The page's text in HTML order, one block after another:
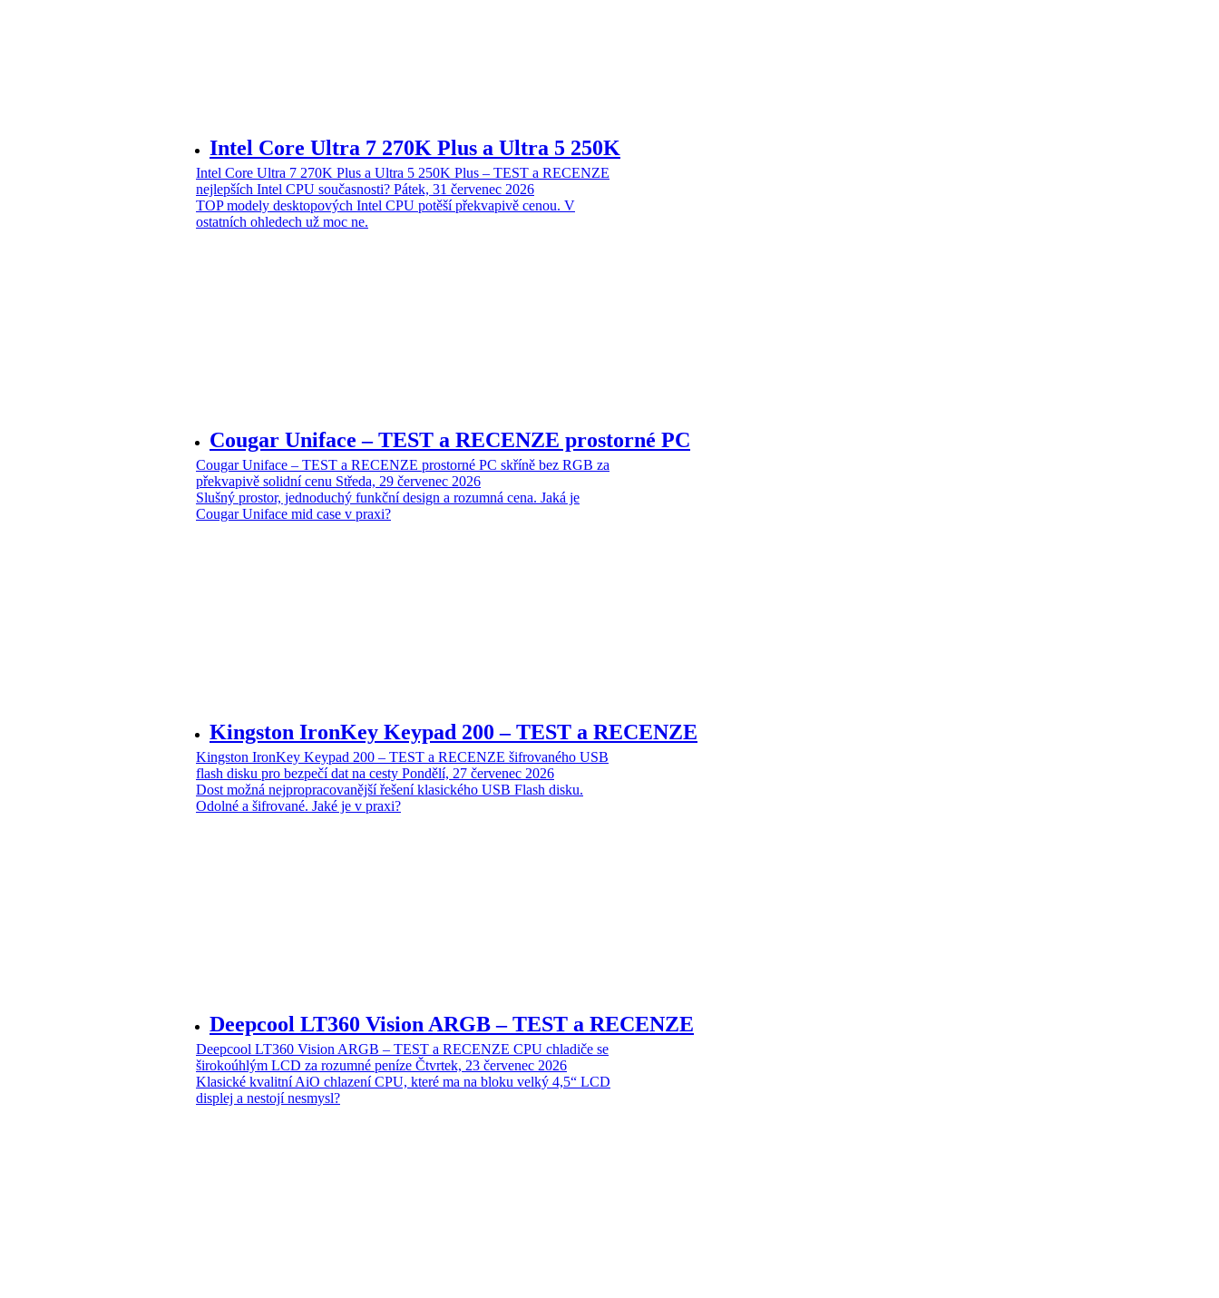
Intel Core Ultra 7 270K Plus a Ultra 5 250K
Intel Core Ultra 7 270K Plus a Ultra 5 250K Plus – TEST a RECENZE
nejlepších Intel CPU současnosti? Pátek, 31 červenec 2026
TOP modely desktopových Intel CPU potěší překvapivě cenou. V
ostatních ohledech už moc ne.
Cougar Uniface – TEST a RECENZE prostorné PC
Cougar Uniface – TEST a RECENZE prostorné PC skříně bez RGB za
překvapivě solidní cenu Středa, 29 červenec 2026
Slušný prostor, jednoduchý funkční design a rozumná cena. Jaká je
Cougar Uniface mid case v praxi?
Kingston IronKey Keypad 200 – TEST a RECENZE
Kingston IronKey Keypad 200 – TEST a RECENZE šifrovaného USB
flash disku pro bezpečí dat na cesty Pondělí, 27 červenec 2026
Dost možná nejpropracovanější řešení klasického USB Flash disku.
Odolné a šifrované. Jaké je v praxi?
Deepcool LT360 Vision ARGB – TEST a RECENZE
Deepcool LT360 Vision ARGB – TEST a RECENZE CPU chladiče se
širokoúhlým LCD za rozumné peníze Čtvrtek, 23 červenec 2026
Klasické kvalitní AiO chlazení CPU, které ma na bloku velký 4,5“ LCD
displej a nestojí nesmysl?